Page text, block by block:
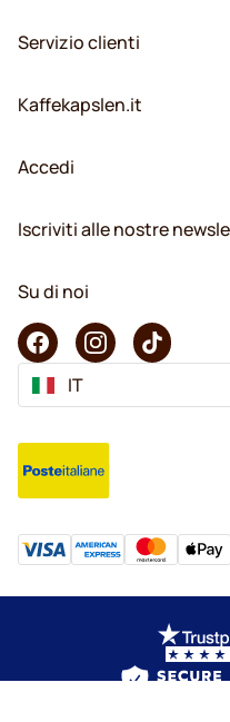
Servizio clienti
Kaffekapslen.it
Accedi
Iscriviti alle nostre
Su di noi
IT